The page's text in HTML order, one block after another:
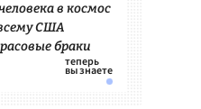
в космос
США
браки